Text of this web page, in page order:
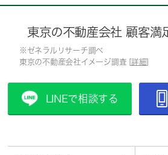
東京の不動産会社 顧客満
※ゼネラルリサーチ調べ
東京の不動産会社イメージ調査 [詳細]
LINEで相談する